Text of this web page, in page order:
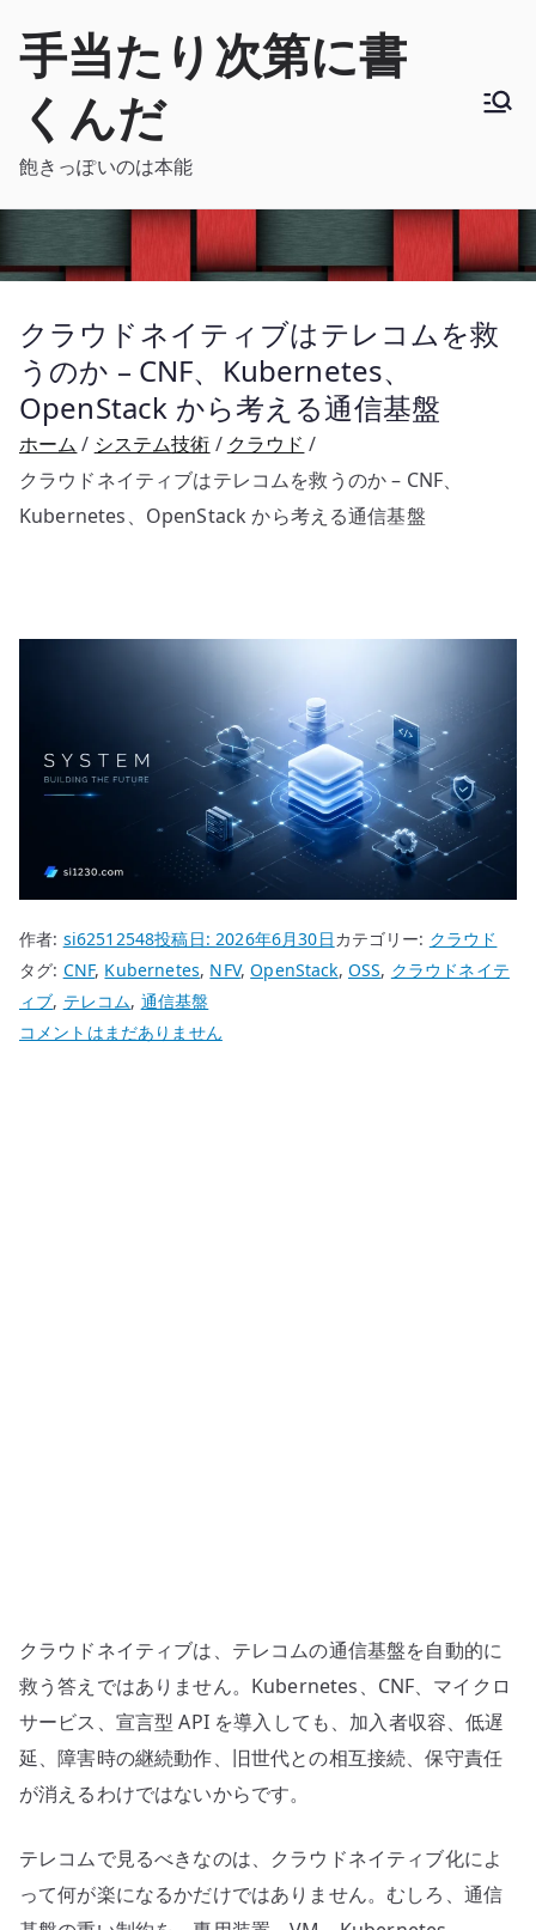
手当たり次第に書
くんだ
飽きっぽいのは本能
クラウドネイティブはテレコムを救
うのか – CNF、Kubernetes、
OpenStack から考える通信基盤
ホーム システム技術
クラウド
クラウドネイティブはテレコムを救うのか – CNF、
Kubernetes、OpenStack から考える通信基盤
作者: si62512548投稿日:2026年6月30日カテゴリー: クラウド
タグ: CNF, Kubernetes, NFV,OpenStack, OSS, クラウドネイテ
ィブ, テレコム, 通信基盤
ク
CNF、
Kubernetes、
OpenStack
か
考
る
通
コメントはまだありません
クラウドネイティブは、テレコムの通信基盤を自動的に
救う答えではありません。Kubernetes、CNF、マイクロ
サービス、宣言型 API を導入しても、加入者収容、低遅
延、障害時の継続動作、旧世代との相互接続、保守責任
が消えるわけではないからです。
テレコムで見るべきなのは、クラウドネイティブ化によ
って何が楽になるかだけではありません。むしろ、通信